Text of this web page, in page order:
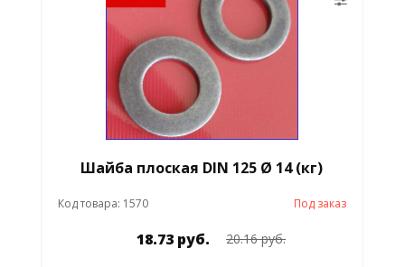
Шайба плоская DIN 125 Ø 14 (кг)
Код товара: 1570 Под заказ
18.73 руб. 20.16 руб.